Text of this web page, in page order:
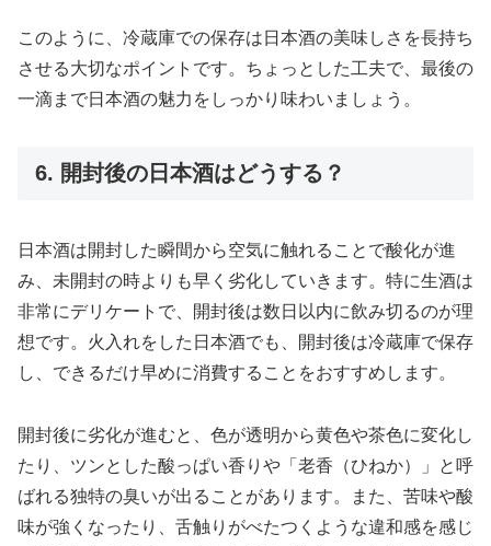
このように、冷蔵庫での保存は日本酒の美味しさを長持ち
させる大切なポイントです。ちょっとした工夫で、最後の
一滴まで日本酒の魅力をしっかり味わいましょう。
6. 開封後の日本酒はどうする？
日本酒は開封した瞬間から空気に触れることで酸化が進
み、未開封の時よりも早く劣化していきます。特に生酒は
非常にデリケートで、開封後は数日以内に飲み切るのが理
想です。火入れをした日本酒でも、開封後は冷蔵庫で保存
し、できるだけ早めに消費することをおすすめします。
開封後に劣化が進むと、色が透明から黄色や茶色に変化し
たり、ツンとした酸っぱい香りや「老香（ひねか）」と呼
ばれる独特の臭いが出ることがあります。また、苦味や酸
味が強くなったり、舌触りがべたつくような違和感を感じ